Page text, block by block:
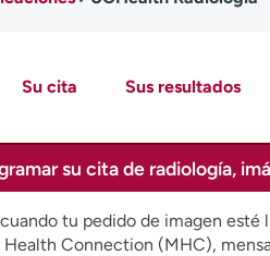
Su cita Sus resultados
su cita de radiología,
cuando tu pedido de imagen
Health Connection (MHC),